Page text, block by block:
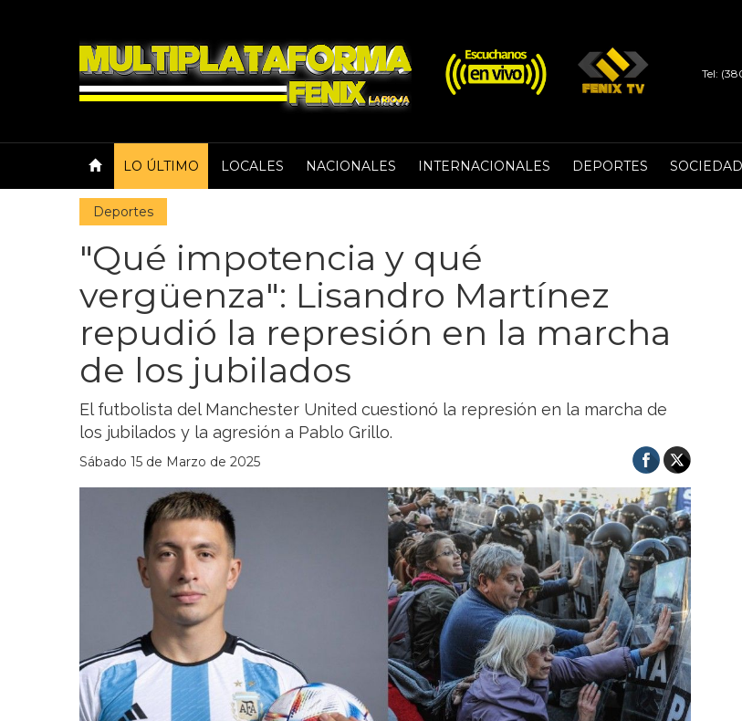
Tel:
LO ÚLTIMO LOCALES NACIONALES INTERNACIONALES DEPORTES SOCIEDAD
Deportes
"Qué impotencia y qué
vergüenza": Lisandro Martínez
repudió la represión en la marcha
de los jubilados
El futbolista del Manchester United cuestionó la represión en la marcha de
los jubilados y la agresión a Pablo Grillo.
Sábado 15 de Marzo de 2025